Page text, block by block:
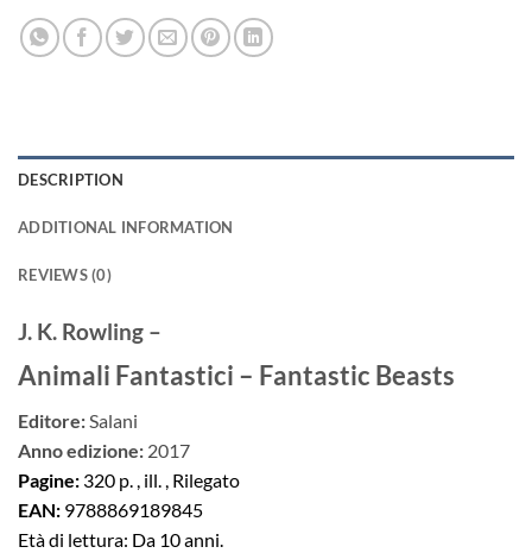
DESCRIPTION
ADDITIONAL INFORMATION
REVIEWS (0)
J. K. Rowling –
Animali Fantastici – Fantastic Beasts
Editore:Salani
Anno edizione: 2017
Pagine: 320 p. , ill. , Rilegato
EAN: 9788869189845
Età di lettura: Da 10 anni.